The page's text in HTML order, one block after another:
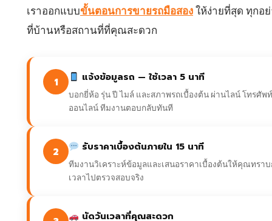
เราออกแบบขั้นตอนการขายรถมือสอง ให้ง่ายที่สุด ทุกอ
ที่บ้านหรือสถานที่ที่คุณสะดวก
1 แจ้งข้อมูลรถ — ใช้เวลา 5 นาที
บอกยี่ห้อ รุ่น ปี ไมล์ และสภาพรถเบื้องต้น ผ่านไลน์ โทรศัพ
ออนไลน์ ทีมงานตอบกลับทันที
2 รับราคาเบื้องต้นภายใน 15 นาที
ทีมงานวิเคราะห์ข้อมูลและเสนอราคาเบื้องต้นให้คุณทรา
เวลาไปตรวจสอบจริง
นัดวันเวลาที่คุณสะดวก